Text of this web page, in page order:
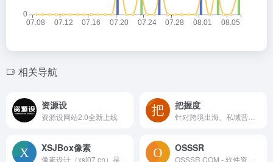
相关导航
资源设
资源设网站2.0全新上线
把握度
XSJBox像素 OSSSR